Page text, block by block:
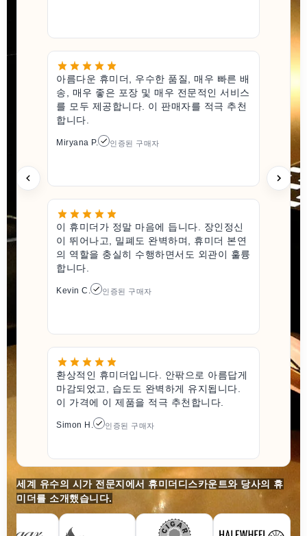
아름다운 휴미더, 우수한 품질, 매우 빠른 배
송, 매우 좋은 포장 및 매우 전문적인 서비스
를 모두 제공합니다. 이 판매자를 적극 추천
합니다.
Miryana P. 인증된 구매자
이 휴미더가 정말 마음에 듭니다. 장인정신
이 뛰어나고, 밀폐도 완벽하며, 휴미더 본연
의 역할을 충실히 수행하면서도 외관이 훌륭
합니다.
Kevin C. 인증된 구매자
환상적인 휴미더입니다. 안팎으로 아름답게
마감되었고, 습도도 완벽하게 유지됩니다.
이 가격에 이 제품을 적극 추천합니다.
Simon H. 인증된 구매자
세계 유수의 시가 전문지에서 휴미더디스카운트와 당사의 휴
미더를 소개했습니다.